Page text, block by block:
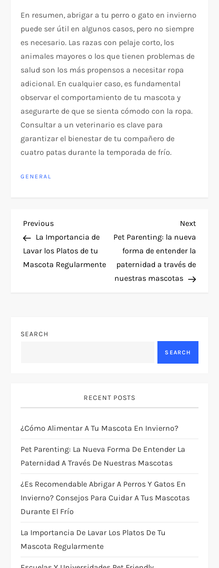
En resumen, abrigar a tu perro o gato en invierno
puede ser útil en algunos casos, pero no siempre
es necesario. Las razas con pelaje corto, los
animales mayores o los que tienen problemas de
salud son los más propensos a necesitar ropa
adicional. En cualquier caso, es fundamental
observar el comportamiento de tu mascota y
asegurarte de que se sienta cómodo con la ropa.
Consultar a un veterinario es clave para
garantizar el bienestar de tu compañero de
cuatro patas durante la temporada de frío.
GENERAL
P
o
s
a
g
a
t
i
o
n
Previous
Post
Previous
La Importancia de
Lavar los Platos de tu
Mascota Regularmente
Next
Post
Next
Pet Parenting: la nueva
forma de entender la
paternidad a través de
nuestras mascotas
SEARCH
SEARCH
RECENT POSTS
¿Cómo Alimentar A Tu Mascota En Invierno?
Pet Parenting: La Nueva Forma De Entender La
Paternidad A Través De Nuestras Mascotas
¿Es Recomendable Abrigar A Perros Y Gatos En
Invierno? Consejos Para Cuidar A Tus Mascotas
Durante El Frío
La Importancia De Lavar Los Platos De Tu
Mascota Regularmente